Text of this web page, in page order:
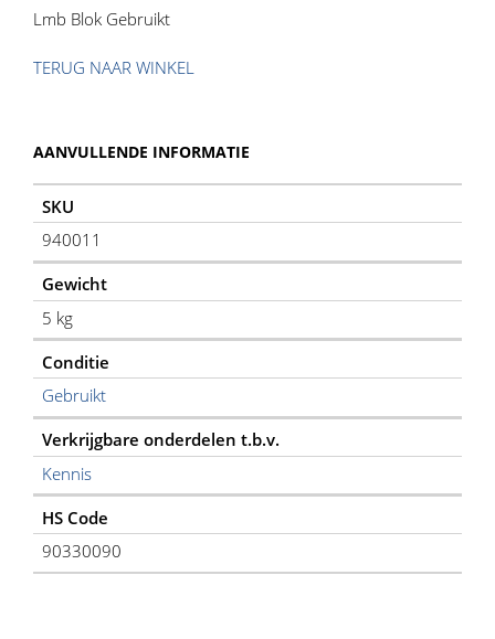
Lmb Blok Gebruikt
TERUG NAAR WINKEL
AANVULLENDE INFORMATIE
SKU
940011
Gewicht
5 kg
Conditie
Gebruikt
Verkrijgbare onderdelen t.b.v.
Kennis
HS Code
90330090